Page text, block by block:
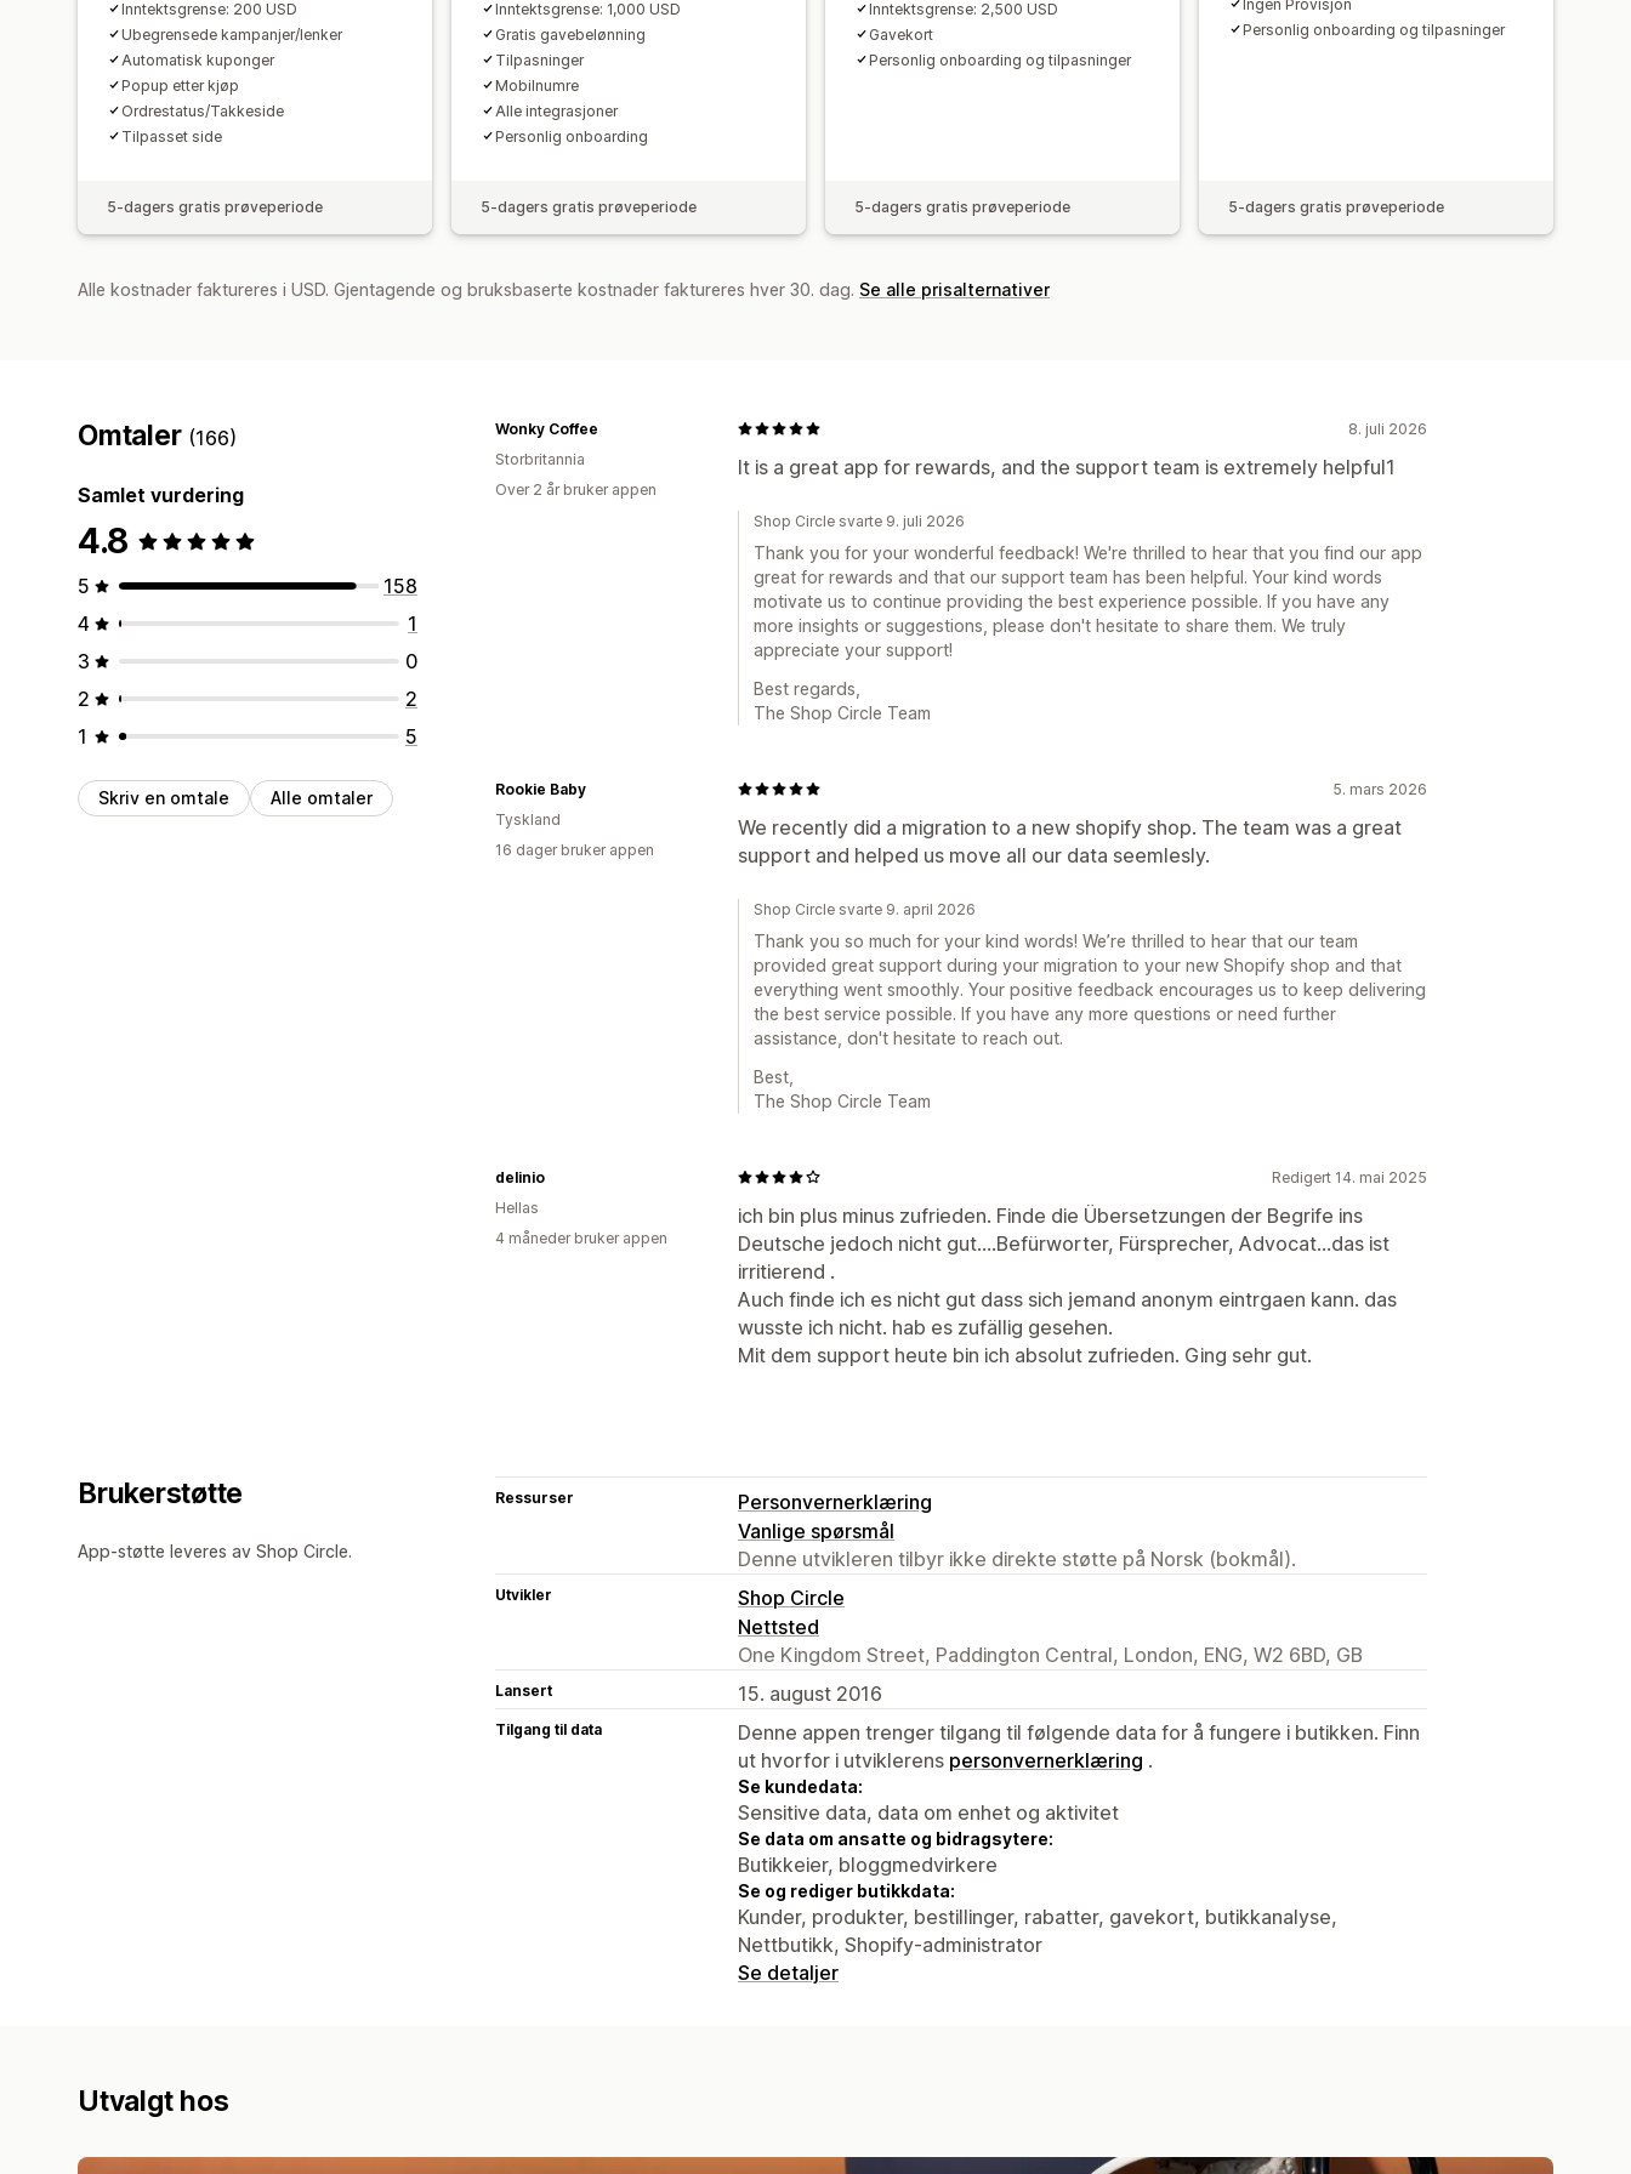
Inntektsgrense: 200 USD
Ubegrensede kampanjer/lenker
Automatisk kuponger
Popup etter kjøp
Ordrestatus/Takkeside
Tilpasset side
5-dagers gratis prøveperiode
Inntektsgrense: 1,000 USD
Gratis gavebelønning
Tilpasninger
Mobilnumre
Alle integrasjoner
Personlig onboarding
5-dagers gratis prøveperiode
Inntektsgrense: 2,500 USD
Gavekort
Personlig onboarding og tilpasninger
5-dagers gratis prøveperiode
Ingen Provisjon
Personlig onboarding og tilpasninger
5-dagers gratis prøveperiode
Alle kostnader faktureres i USD. Gjentagende og bruksbaserte kostnader faktureres hver 30. dag. Se alle prisalternativer
Omtaler (166)
Samlet vurdering
4.8
5
158
4
1
3
0
2
2
1
5
Skriv en omtale Alle omtaler
8. juli 2026
It is a great app for rewards, and the support team is extremely helpful1
Wonky Coffee
Storbritannia
Over 2 år bruker appen
Shop Circle svarte 9. juli 2026
Thank you for your wonderful feedback! We're thrilled to hear that you find our app
great for rewards and that our support team has been helpful. Your kind words
motivate us to continue providing the best experience possible. If you have any
more insights or suggestions, please don't hesitate to share them. We truly
appreciate your support!
Best regards,
The Shop Circle Team
5. mars 2026
We recently did a migration to a new shopify shop. The team was a great
support and helped us move all our data seemlesly.
Rookie Baby
Tyskland
16 dager bruker appen
Shop Circle svarte 9. april 2026
Thank you so much for your kind words! We’re thrilled to hear that our team
provided great support during your migration to your new Shopify shop and that
everything went smoothly. Your positive feedback encourages us to keep delivering
the best service possible. If you have any more questions or need further
assistance, don't hesitate to reach out.
Best,
The Shop Circle Team
Redigert 14. mai 2025
ich bin plus minus zufrieden. Finde die Übersetzungen der Begrife ins
Deutsche jedoch nicht gut....Befürworter, Fürsprecher, Advocat...das ist
irritierend .
Auch finde ich es nicht gut dass sich jemand anonym eintrgaen kann. das
wusste ich nicht. hab es zufällig gesehen.
Mit dem support heute bin ich absolut zufrieden. Ging sehr gut.
delinio
Hellas
4 måneder bruker appen
Brukerstøtte
App-støtte leveres av Shop Circle.
Ressurser
Personvernerklæring
Vanlige spørsmål
Denne utvikleren tilbyr ikke direkte støtte på Norsk (bokmål).
Utvikler
Shop Circle
Nettsted
One Kingdom Street, Paddington Central, London, ENG, W2 6BD, GB
Lansert 15. august 2016
Tilgang til data
Denne appen trenger tilgang til følgende data for å fungere i butikken. Finn
ut hvorfor i utviklerens personvernerklæring .
Se kundedata:
Sensitive data, data om enhet og aktivitet
Se data om ansatte og bidragsytere:
Butikkeier, bloggmedvirkere
Se og rediger butikkdata:
Kunder, produkter, bestillinger, rabatter, gavekort, butikkanalyse,
Nettbutikk, Shopify-administrator
Se detaljer
Utvalgt hos